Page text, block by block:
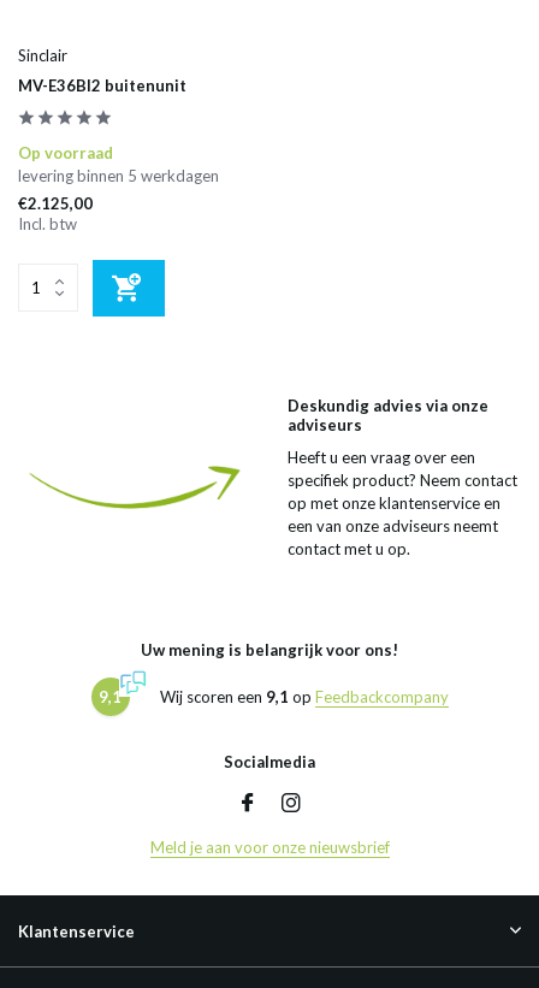
Sinclair
MV-E36BI2 buitenunit
Op voorraad
levering binnen 5 werkdagen
€2.125,00
Incl. btw
Deskundig advies via onze
adviseurs
Heeft u een vraag over een
specifiek product? Neem contact
op met onze klantenservice en
een van onze adviseurs neemt
contact met u op.
Uw mening is belangrijk voor ons!
9,1 Wij scoren een 9,1 op Feedbackcompany
Socialmedia
Meld je aan voor onze nieuwsbrief
Klantenservice